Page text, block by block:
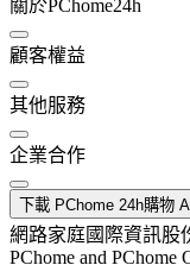
關於PChome24h
顧客權益
其他服務
企業合作
下載 PChome 24h購物
網路家庭國際資訊股
PChome and PChome